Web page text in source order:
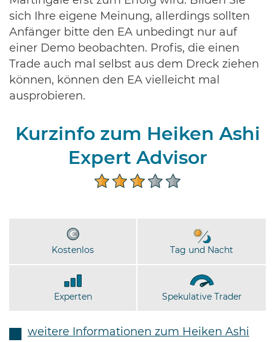
sich Ihre eigene Meinung, allerdings sollten
Anfänger bitte den EA unbedingt nur auf
einer Demo beobachten. Profis, die einen
Trade auch mal selbst aus dem Dreck ziehen
können, können den EA vielleicht mal
ausprobieren.
Kurzinfo zum Heiken Ashi
Expert Advisor
Kostenlos Tag und Nacht
Experten Spekulative Trader
weitere Informationen zum Heiken Ashi